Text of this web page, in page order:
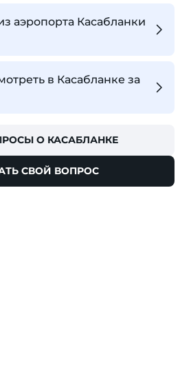
аэропорта Касабланки
в Касабланке за
О КАСАБЛАНКЕ
СВОЙ ВОПРОС